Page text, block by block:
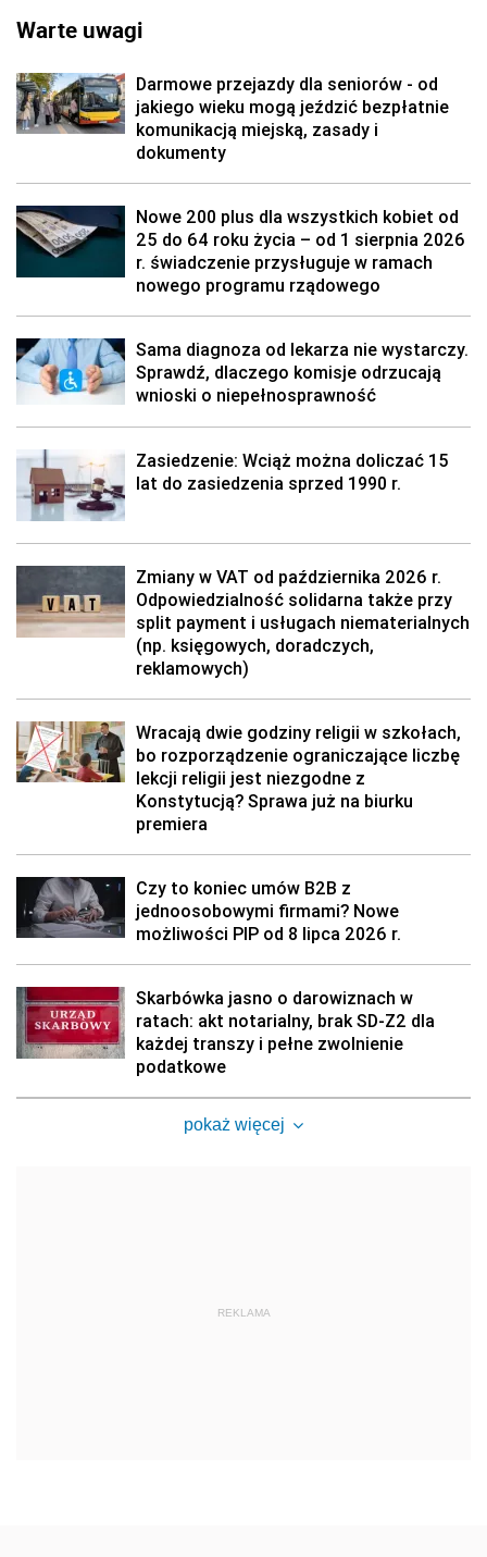
Warte uwagi
Darmowe przejazdy dla seniorów - od
jakiego wieku mogą jeździć bezpłatnie
komunikacją miejską, zasady i
dokumenty
Nowe 200 plus dla wszystkich kobiet od
25 do 64 roku życia – od 1 sierpnia 2026
r. świadczenie przysługuje w ramach
nowego programu rządowego
Sama diagnoza od lekarza nie wystarczy.
Sprawdź, dlaczego komisje odrzucają
wnioski o niepełnosprawność
Zasiedzenie: Wciąż można doliczać 15
lat do zasiedzenia sprzed 1990 r.
Zmiany w VAT od października 2026 r.
Odpowiedzialność solidarna także przy
split payment i usługach niematerialnych
(np. księgowych, doradczych,
reklamowych)
Wracają dwie godziny religii w szkołach,
bo rozporządzenie ograniczające liczbę
lekcji religii jest niezgodne z
Konstytucją? Sprawa już na biurku
premiera
Czy to koniec umów B2B z
jednoosobowymi firmami? Nowe
możliwości PIP od 8 lipca 2026 r.
Skarbówka jasno o darowiznach w
ratach: akt notarialny, brak SD-Z2 dla
każdej transzy i pełne zwolnienie
podatkowe
pokaż więcej
REKLAMA